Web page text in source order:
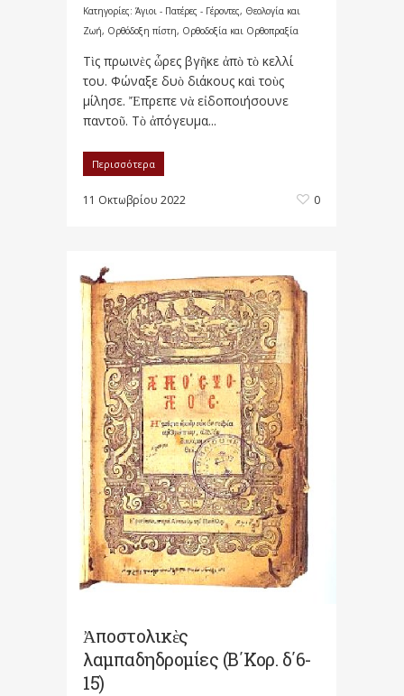
Κατηγορίες: Άγιοι - Πατέρες - Γέροντες, Θεολογία και
Ζωή, Ορθόδοξη πίστη, Ορθοδοξία και Ορθοπραξία
Τὶς πρωινὲς ὧρες βγῆκε ἀπὸ τὸ κελλί
του. Φώναξε δυὸ διάκους καὶ τοὺς
μίλησε. Ἔπρεπε νὰ εἰδοποιήσουνε
παντοῦ. Τὸ ἀπόγευμα...
Περισσότερα
11 Οκτωβρίου 2022 0
Ἀποστολικὲς
λαμπαδηδρομίες (Β΄Κορ. δ΄6-
15)